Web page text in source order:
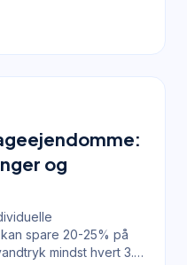
og
spare 20-25% på
mindst hvert 3.